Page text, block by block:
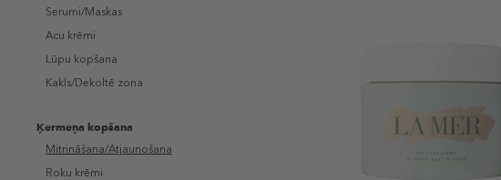
Serumi/Maskas
Acu krēmi
Lūpu kopšana
Kakls/Dekoltē zona
Ķermeņa kopšana
Mitrināšana/Atjaunošana
Roku krēmi